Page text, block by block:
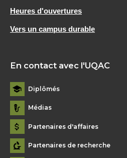
Heures d'ouvertures
Vers un campus durable
En contact avec l'UQAC
Diplômés
Médias
Partenaires d'affaires
Partenaires de recherche